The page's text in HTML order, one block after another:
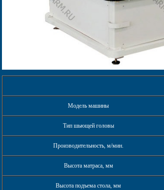
Модель машины
Тип шьющей головы
Производительность, м/мин.
Высота матраса, мм
Высота подъема стола, мм